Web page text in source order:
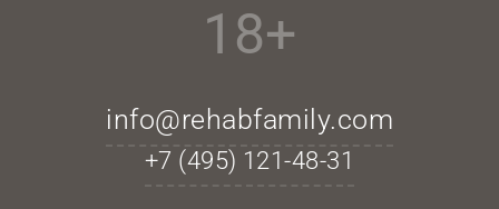
18+
info@rehabfamily.com
+7 (495) 121-48-31